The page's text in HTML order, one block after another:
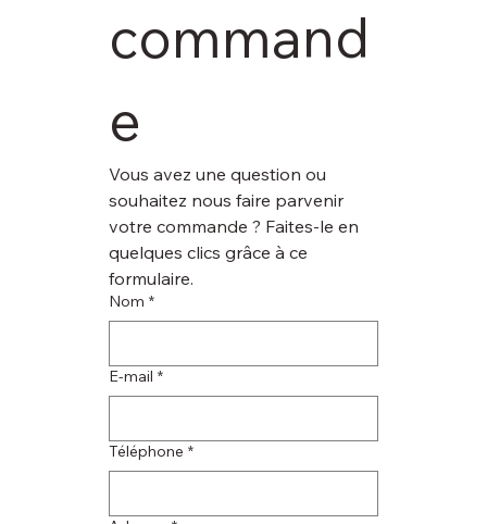
command
e
Vous avez une question ou
souhaitez nous faire parvenir
votre commande ? Faites-le en
quelques clics grâce à ce
formulaire.
Nom *
E‑mail *
Téléphone *